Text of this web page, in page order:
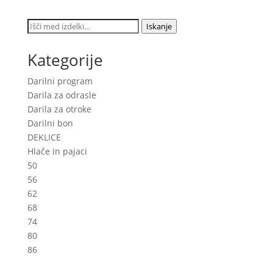
through
14,00€
Išči: Iskanje
Kategorije
Darilni program
Darila za odrasle
Darila za otroke
Darilni bon
DEKLICE
Hlače in pajaci
50
56
62
68
74
80
86